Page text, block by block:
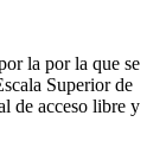
la por la que se
Superior de
de acceso libre y